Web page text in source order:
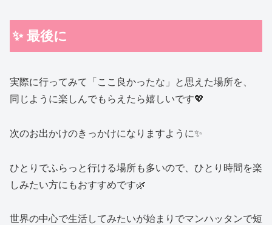
✨ 最後に
実際に行ってみて「ここ良かったな」と思えた場所を、
同じように楽しんでもらえたら嬉しいです💖
次のお出かけのきっかけになりますように✨
ひとりでふらっと行ける場所も多いので、ひとり時間を楽
しみたい方にもおすすめです🌿
世界の中心で生活してみたいが始まりでマンハッタンで短